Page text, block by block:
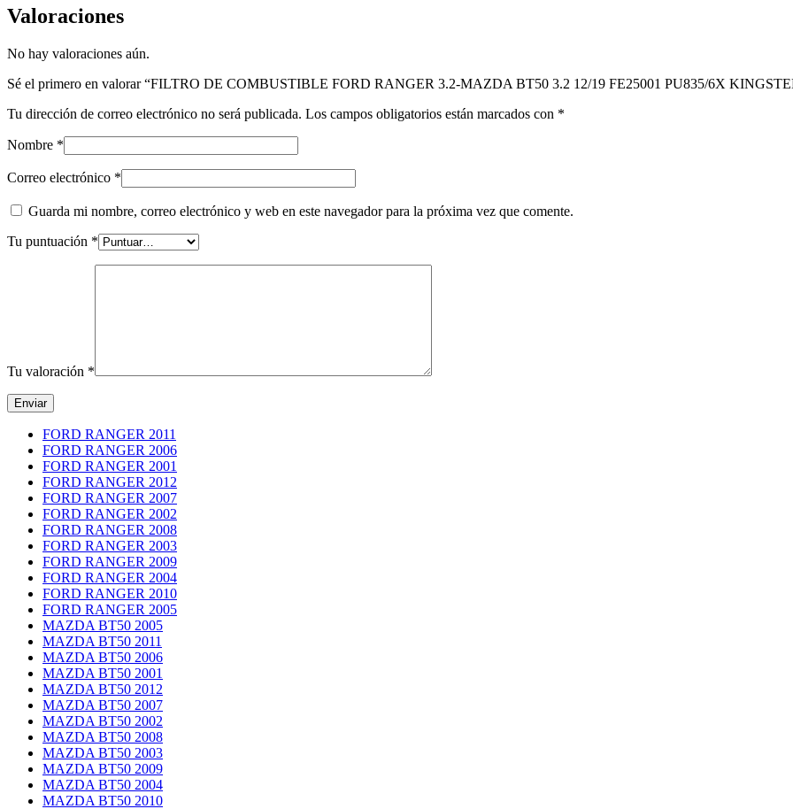
Valoraciones
No hay valoraciones aún.
Sé el primero en valorar “FILTRO DE COMBUSTIBLE FORD RANGER 3.2-MAZDA BT50 3.2 12/19 FE25001 PU835/6X
Tu dirección de correo electrónico no será publicada. Los campos obligatorios están marcados con *
Nombre *
Correo electrónico *
Guarda mi nombre, correo electrónico y web en este navegador para la próxima vez que comente.
Tu puntuación *
Tu valoración *
FORD RANGER 2011
FORD RANGER 2006
FORD RANGER 2001
FORD RANGER 2012
FORD RANGER 2007
FORD RANGER 2002
FORD RANGER 2008
FORD RANGER 2003
FORD RANGER 2009
FORD RANGER 2004
FORD RANGER 2010
FORD RANGER 2005
MAZDA BT50 2005
MAZDA BT50 2011
MAZDA BT50 2006
MAZDA BT50 2001
MAZDA BT50 2012
MAZDA BT50 2007
MAZDA BT50 2002
MAZDA BT50 2008
MAZDA BT50 2003
MAZDA BT50 2009
MAZDA BT50 2004
MAZDA BT50 2010